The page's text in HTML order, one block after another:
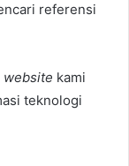
referensi
website kami
teknologi